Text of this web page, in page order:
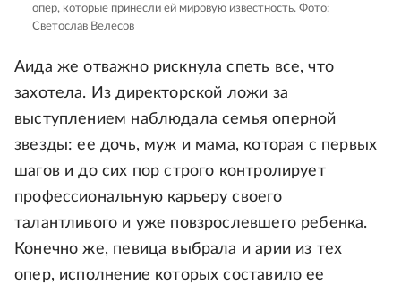
опер, которые принесли ей мировую известность. Фото:
Светослав Велесов
Аида же отважно рискнула спеть все, что
захотела. Из директорской ложи за
выступлением наблюдала семья оперной
звезды: ее дочь, муж и мама, которая с первых
шагов и до сих пор строго контролирует
профессиональную карьеру своего
талантливого и уже повзрослевшего ребенка.
Конечно же, певица выбрала и арии из тех
опер, исполнение которых составило ее